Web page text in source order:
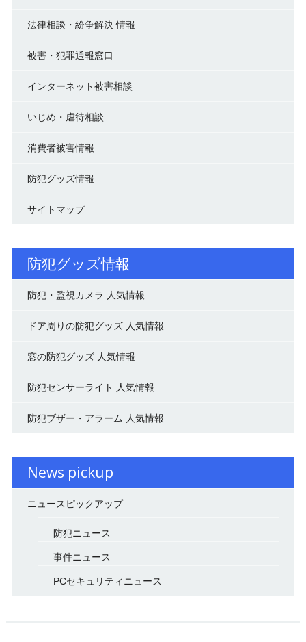
法律相談・紛争解決 情報
被害・犯罪通報窓口
インターネット被害相談
いじめ・虐待相談
消費者被害情報
防犯グッズ情報
サイトマップ
防犯グッズ情報
防犯・監視カメラ 人気情報
ドア周りの防犯グッズ 人気情報
窓の防犯グッズ 人気情報
防犯センサーライト 人気情報
防犯ブザー・アラーム 人気情報
News pickup
ニュースピックアップ
防犯ニュース
事件ニュース
PCセキュリティニュース